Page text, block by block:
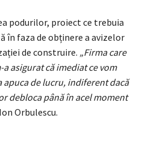
podurilor, proiect ce trebuia
în faza de obținere a avizelor
de construire. „Firma care
asigurat că imediat ce vom
apuca de lucru, indiferent dacă
debloca până în acel moment
Orbulescu.